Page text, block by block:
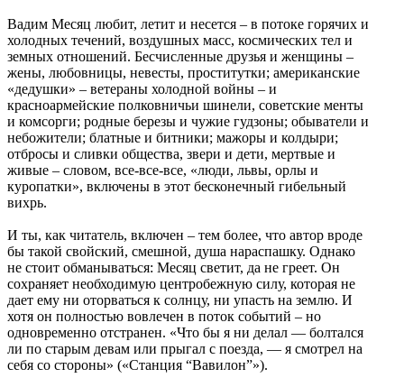
Вадим Месяц любит, летит и несется – в потоке горячих и
холодных течений, воздушных масс, космических тел и
земных отношений. Бесчисленные друзья и женщины –
жены, любовницы, невесты, проститутки; американские
«дедушки» – ветераны холодной войны – и
красноармейские полковничьи шинели, советские менты
и комсорги; родные березы и чужие гудзоны; обыватели и
небожители; блатные и битники; мажоры и колдыри;
отбросы и сливки общества, звери и дети, мертвые и
живые – словом, все-все-все, «люди, львы, орлы и
куропатки», включены в этот бесконечный гибельный
вихрь.
И ты, как читатель, включен – тем более, что автор вроде
бы такой свойский, смешной, душа нараспашку. Однако
не стоит обманываться: Месяц светит, да не греет. Он
сохраняет необходимую центробежную силу, которая не
дает ему ни оторваться к солнцу, ни упасть на землю. И
хотя он полностью вовлечен в поток событий – но
одновременно отстранен. «Что бы я ни делал — болтался
ли по старым девам или прыгал с поезда, — я смотрел на
себя со стороны» («Станция “Вавилон”»).